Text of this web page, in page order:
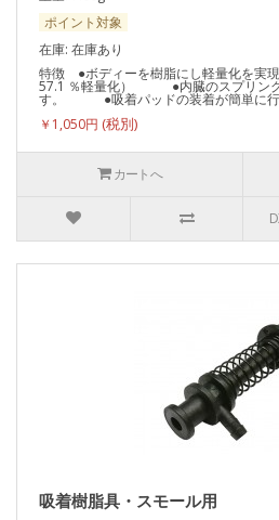
ポイント対象
在庫: 在庫あり
特徴 ●ボディーを樹脂にし軽量化を実
57.1 ％軽量化） ●内臓のスプリング
す。 ●吸着パッドの装着が簡単に行
￥1,050円
カートへ
吸着樹脂具・スモール用